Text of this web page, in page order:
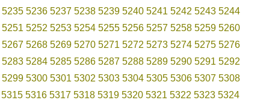
5235 5236 5237 5238 5239 5240 5241 5242 5243 5244
5251 5252 5253 5254 5255 5256 5257 5258 5259 5260
5267 5268 5269 5270 5271 5272 5273 5274 5275 5276
5283 5284 5285 5286 5287 5288 5289 5290 5291 5292
5299 5300 5301 5302 5303 5304 5305 5306 5307 5308
5315 5316 5317 5318 5319 5320 5321 5322 5323 5324